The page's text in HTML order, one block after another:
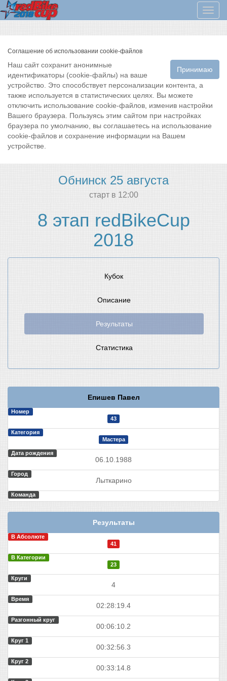
Меню
Соглашение об использовании cookie-файлов
Принимаю
Наш сайт сохранит анонимные
идентификаторы (cookie-файлы) на ваше
устройство. Это способствует персонализации контента, а
также используется в статистических целях. Вы можете
отключить использование cookie-файлов, изменив настройки
Вашего браузера. Пользуясь этим сайтом при настройках
браузера по умолчанию, вы соглашаетесь на использование
cookie-файлов и сохранение информации на Вашем
устройстве.
Обнинск 25 августа
cтарт в 12:00
8 этап redBikeCup
2018
Кубок
Описание
Результаты
Статистика
Епишев Павел
Номер
43
Категория
Мастера
Дата рождения
06.10.1988
Город
Лыткарино
Команда
Результаты
В Абсолюте
41
В Категории
23
Круги
4
Время
02:28:19.4
Разгонный круг
00:06:10.2
Круг 1
00:32:56.3
Круг 2
00:33:14.8